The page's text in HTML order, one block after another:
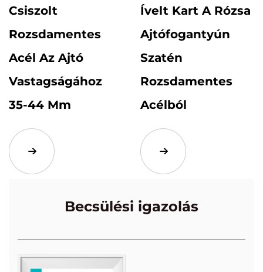
Csiszolt
Rozsdamentes
Acél Az Ajtó
Vastagságához
35-44 Mm
Ívelt Kart A Rózsa
Ajtófogantyún
Szatén
Rozsdamentes
Acélból
Becsülési igazolás